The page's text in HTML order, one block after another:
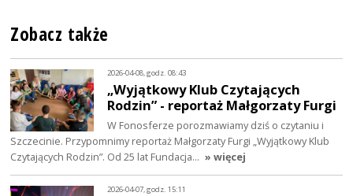
Zobacz także
2026-04-08, godz. 08:43
„Wyjątkowy Klub Czytających
Rodzin” - reportaż Małgorzaty Furgi
W Fonosferze porozmawiamy dziś o czytaniu i
Szczecinie. Przypomnimy reportaż Małgorzaty Furgi „Wyjątkowy Klub
Czytających Rodzin”. Od 25 lat Fundacja… » więcej
2026-04-07, godz. 15:11